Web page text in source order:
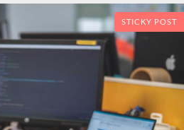
STICKY POST